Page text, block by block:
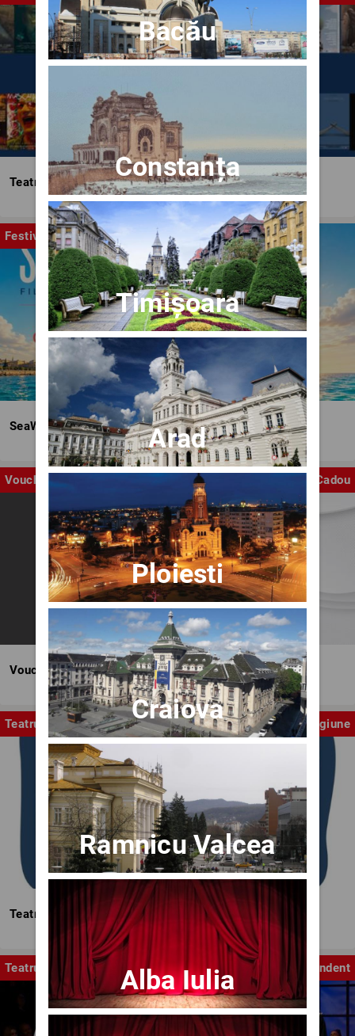
Teatrul Bulandra
Festival
SeaWave Film & Arts Festival editia IV
Voucher Cadou
Voucher BILET.ro
Teatrul Mic Stagiune
Teatrul Mic - Stagiunea 2025-2026
Teatru Independent
Bacău
Constanța
Timișoara
Arad
Ploiesti
Craiova
Ramnicu Valcea
Alba Iulia